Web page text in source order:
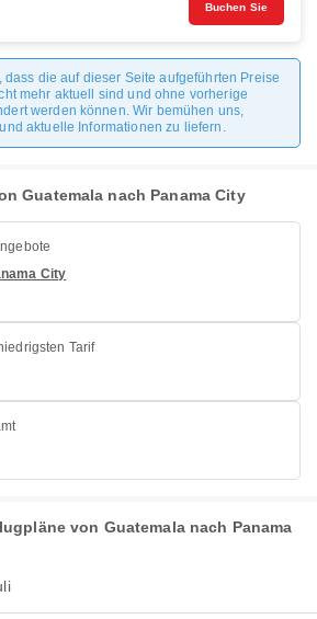
Buchen Sie
dass die auf dieser Seite aufgeführten Preise
mehr aktuell sind und ohne vorherige
werden können. Wir bemühen uns,
aktuelle Informationen zu liefern.
Guatemala nach Panama City
City
Tarif
von Guatemala nach Panama